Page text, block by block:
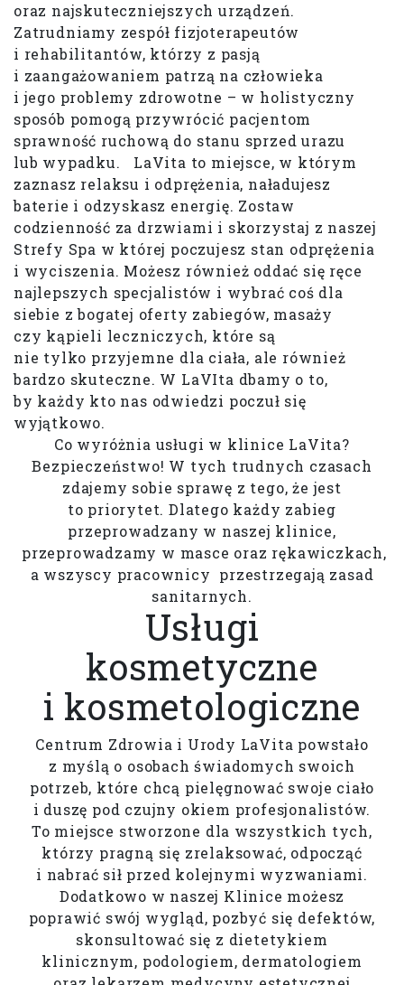
oraz najskuteczniejszych urządzeń.
Zatrudniamy zespół fizjoterapeutów
i rehabilitantów, którzy z pasją
i zaangażowaniem patrzą na człowieka
i jego problemy zdrowotne – w holistyczny
sposób pomogą przywrócić pacjentom
sprawność ruchową do stanu sprzed urazu
lub wypadku. LaVita to miejsce, w którym
zaznasz relaksu i odprężenia, naładujesz
baterie i odzyskasz energię. Zostaw
codzienność za drzwiami i skorzystaj z naszej
Strefy Spa w której poczujesz stan odprężenia
i wyciszenia. Możesz również oddać się ręce
najlepszych specjalistów i wybrać coś dla
siebie z bogatej oferty zabiegów, masaży
czy kąpieli leczniczych, które są
nie tylko przyjemne dla ciała, ale również
bardzo skuteczne. W LaVIta dbamy o to,
by każdy kto nas odwiedzi poczuł się
wyjątkowo.
Co wyróżnia usługi w klinice LaVita?
Bezpieczeństwo! W tych trudnych czasach
zdajemy sobie sprawę z tego, że jest
to priorytet. Dlatego każdy zabieg
przeprowadzany w naszej klinice,
przeprowadzamy w masce oraz rękawiczkach,
a wszyscy pracownicy przestrzegają zasad
sanitarnych.
Usługi
kosmetyczne
i kosmetologiczne
Centrum Zdrowia i Urody LaVita powstało
z myślą o osobach świadomych swoich
potrzeb, które chcą pielęgnować swoje ciało
i duszę pod czujny okiem profesjonalistów.
To miejsce stworzone dla wszystkich tych,
którzy pragną się zrelaksować, odpocząć
i nabrać sił przed kolejnymi wyzwaniami.
Dodatkowo w naszej Klinice możesz
poprawić swój wygląd, pozbyć się defektów,
skonsultować się z dietetykiem
klinicznym, podologiem, dermatologiem